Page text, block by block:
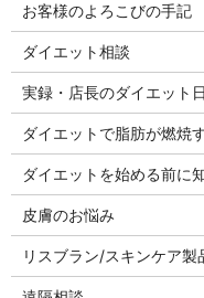
お客様のよろこびの手記
ダイエット相談
実録・店長のダイエット
ダイエットで脂肪が燃焼
ダイエットを始める前に
皮膚のお悩み
リスブラン/スキンケア製